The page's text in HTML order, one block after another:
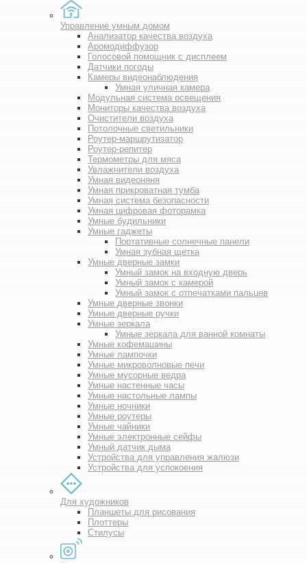
Управление умным домом
Анализатор качества воздуха
Аромодиффузор
Голосовой помощник с дисплеем
Датчики погоды
Камеры видеонаблюдения
Умная уличная камера
Модульная система освещения
Мониторы качества воздуха
Очистители воздуха
Потолочные светильники
Роутер-маршрутизатор
Роутер-репитер
Термометры для мяса
Увлажнители воздуха
Умная видеоняня
Умная прикроватная тумба
Умная система безопасности
Умная цифровая фоторамка
Умные будильники
Умные гаджеты
Портативные солнечные панели
Умная зубная щетка
Умные дверные замки
Умный замок на входную дверь
Умный замок с камерой
Умный замок с отпечатками пальцев
Умные дверные звонки
Умные дверные ручки
Умные зеркала
Умные зеркала для ванной комнаты
Умные кофемашины
Умные лампочки
Умные микроволновые печи
Умные мусорные ведра
Умные настенные часы
Умные настольные лампы
Умные ночники
Умные роутеры
Умные чайники
Умные электронные сейфы
Умный датчик дыма
Устройства для управления жалюзи
Устройства для успокоения
Для художников
Планшеты для рисования
Плоттеры
Стилусы